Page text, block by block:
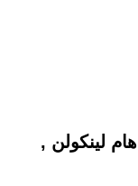
لينكولن ,